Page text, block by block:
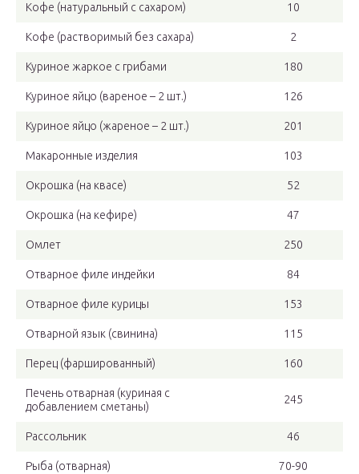
Кофе (натуральный с сахаром) 10
Кофе (растворимый без сахара) 2
Куриное жаркое с грибами 180
Куриное яйцо (вареное – 2 шт.) 126
Куриное яйцо (жареное – 2 шт.) 201
Макаронные изделия 103
Окрошка (на квасе) 52
Окрошка (на кефире) 47
Омлет 250
Отварное филе индейки 84
Отварное филе курицы 153
Отварной язык (свинина) 115
Перец (фаршированный) 160
Печень отварная (куриная с
добавлением сметаны)
245
Рассольник 46
Рыба (отварная) 70-90